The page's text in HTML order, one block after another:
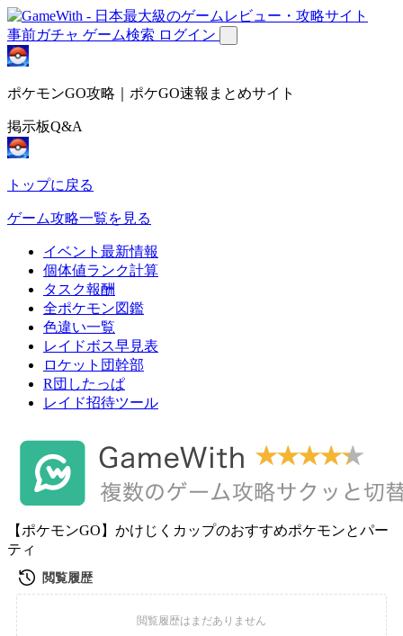
事前ガチャ ゲーム検索 ログイン
ポケモンGO攻略｜ポケGO速報まとめサイト
掲示板Q&A
トップに戻る
ゲーム攻略一覧を見る
イベント最新情報
個体値ランク計算
タスク報酬
全ポケモン図鑑
色違い一覧
レイドボス早見表
ロケット団幹部
R団したっぱ
レイド招待ツール
【ポケモンGO】かけじくカップのおすすめポケモンとパー
ティ